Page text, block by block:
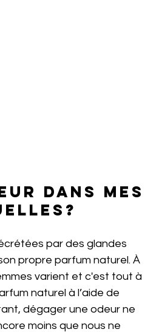
dans mes
par des glandes
propre parfum naturel. À
varient et c'est tout à
naturel à l’aide de
dégager une odeur ne
moins que nous ne